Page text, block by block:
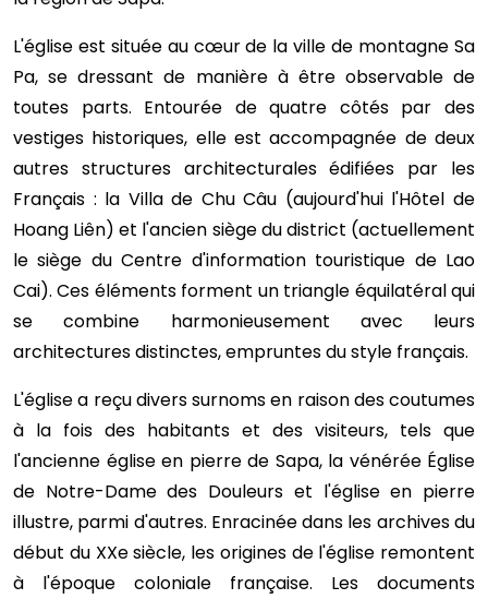
L'église est située au cœur de la ville de montagne Sa
Pa, se dressant de manière à être observable de
toutes parts. Entourée de quatre côtés par des
vestiges historiques, elle est accompagnée de deux
autres structures architecturales édifiées par les
Français : la Villa de Chu Câu (aujourd'hui l'Hôtel de
Hoang Liên) et l'ancien siège du district (actuellement
le siège du Centre d'information touristique de Lao
Cai). Ces éléments forment un triangle équilatéral qui
se combine harmonieusement avec leurs
architectures distinctes, empruntes du style français.
L'église a reçu divers surnoms en raison des coutumes
à la fois des habitants et des visiteurs, tels que
l'ancienne église en pierre de Sapa, la vénérée Église
de Notre-Dame des Douleurs et l'église en pierre
illustre, parmi d'autres. Enracinée dans les archives du
début du XXe siècle, les origines de l'église remontent
à l'époque coloniale française. Les documents